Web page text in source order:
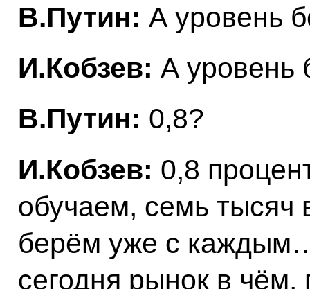
В.Путин: А уровень
И.Кобзев: А уровень
В.Путин: 0,8?
И.Кобзев: 0,8
обучаем, семь тысяч
берём уже с
сегодня рынок в чём,